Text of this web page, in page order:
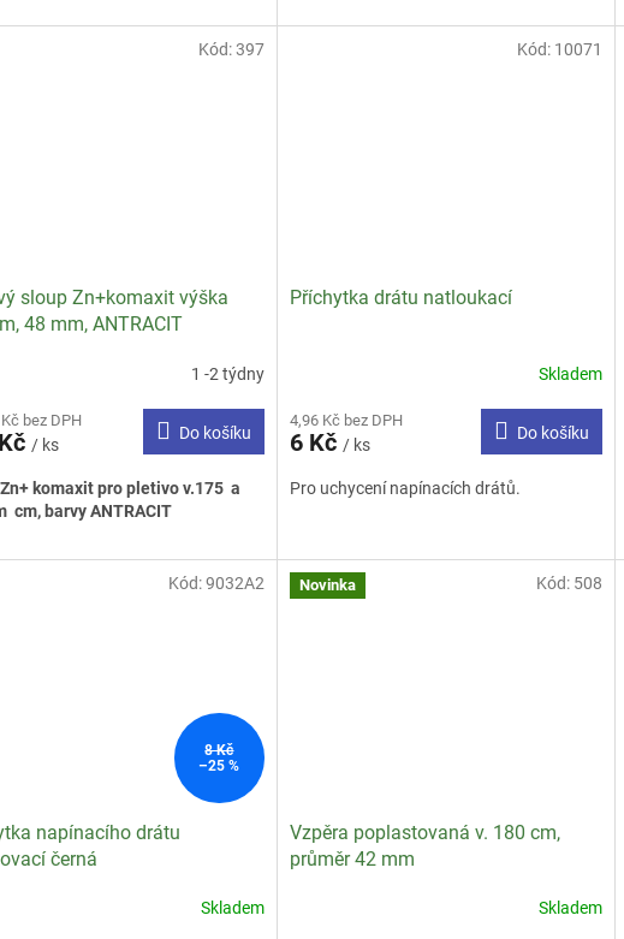
sloup Zn+komaxit výška
48 mm, ANTRACIT
1 -2 týdny
bez DPH
/ ks
Do košíku
komaxit pro pletivo v.175 a
cm, barvy ANTRACIT
Kód:397
Příchytka drátu natloukací
produktu
je
z
Skladem
4,96 Kč bez DPH
6 Kč / ks
Do košíku
Pro uchycení napínacích drátů.
Kód: 10071
8 Kč
–25 %
napínacího drátu
černá
Skladem
Kód:9032A2 Novinka
Vzpěra poplastovaná v. 180 cm,
průměr 42 mm
Skladem
Kód: 508